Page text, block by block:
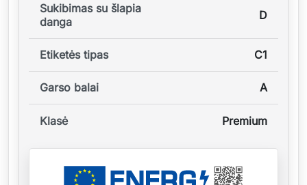
Sukibimas su šlapia
danga
D
Etiketės tipas C1
Garso balai A
Klasė Premium